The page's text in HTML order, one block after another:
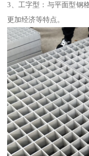
3、工字型：与平面型钢
更加经济等特点。